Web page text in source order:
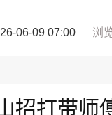
06-09 07:00 浏
招打带师